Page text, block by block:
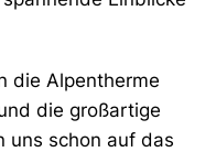
die Alpentherme
die großartige
uns schon auf das